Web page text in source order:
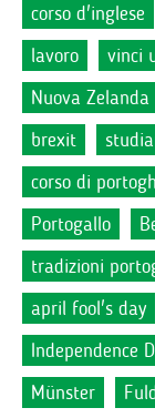
corso d'inglese
lavoro
vinci
Nuova Zelanda
brexit
corso di
Portogallo
tradizioni
april fool's day
Independence
Münster